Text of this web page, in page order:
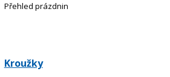
Přehled prázdnin
Kroužky